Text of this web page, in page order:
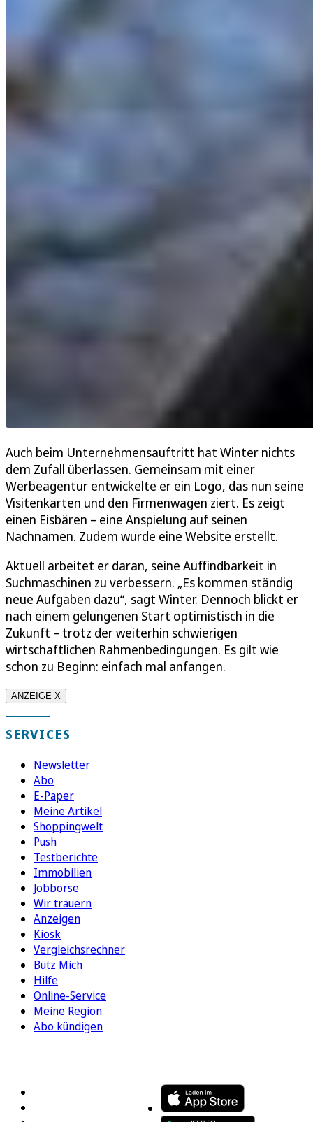
Auch beim Unternehmensauftritt hat Winter nichts
dem Zufall überlassen. Gemeinsam mit einer
Werbeagentur entwickelte er ein Logo, das nun seine
Visitenkarten und den Firmenwagen ziert. Es zeigt
einen Eisbären – eine Anspielung auf seinen
Nachnamen. Zudem wurde eine Website erstellt.
Aktuell arbeitet er daran, seine Auffindbarkeit in
Suchmaschinen zu verbessern. „Es kommen ständig
neue Aufgaben dazu“, sagt Winter. Dennoch blickt er
nach einem gelungenen Start optimistisch in die
Zukunft – trotz der weiterhin schwierigen
wirtschaftlichen Rahmenbedingungen. Es gilt wie
schon zu Beginn: einfach mal anfangen.
ANZEIGE X
SERVICES
Newsletter
Abo
E-Paper
Meine Artikel
Shoppingwelt
Push
Testberichte
Immobilien
Jobbörse
Wir trauern
Anzeigen
Kiosk
Vergleichsrechner
Bütz Mich
Hilfe
Online-Service
Meine Region
Abo kündigen